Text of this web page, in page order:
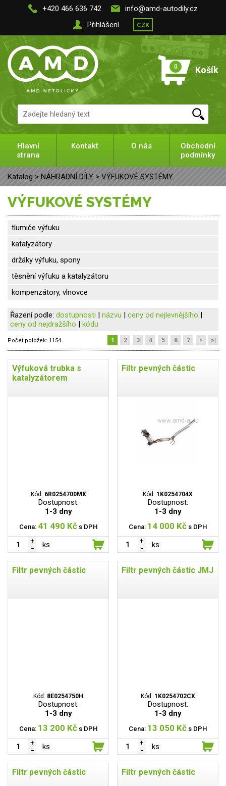
+420 466 636 742
info@amd-autodily.cz
Přihlášení
CZK
0 Košík
Hlavní
strana
Kontakt O nás
Obchodní
podmínky
Katalog > NÁHRADNÍ DÍLY > VÝFUKOVÉ SYSTÉMY
VÝFUKOVÉ SYSTÉMY
tlumiče výfuku
katalyzátory
držáky výfuku, spony
těsnění výfuku a katalyzátoru
kompenzátory, vlnovce
Řazení podle: dostupnosti | názvu | ceny od nejlevnějšího |
ceny od nejdražšího | kódu
Počet položek: 1154 1 2 3 4 5 6 7 > >|
Výfuková trubka s
katalyzátorem
Kód: 6R0254700MX
Dostupnost:
1-3 dny
Cena: 41 490 Kč s DPH
ks
Filtr pevných částic
Kód: 1K0254704X
Dostupnost:
1-3 dny
Cena: 14 000 Kč s DPH
ks
Filtr pevných částic
Kód: 8E0254750H
Dostupnost:
1-3 dny
Cena: 13 200 Kč s DPH
ks
Filtr pevných částic JMJ
Kód: 1K0254702CX
Dostupnost:
1-3 dny
Cena: 13 050 Kč s DPH
ks
Filtr pevných částic Filtr pevných částic